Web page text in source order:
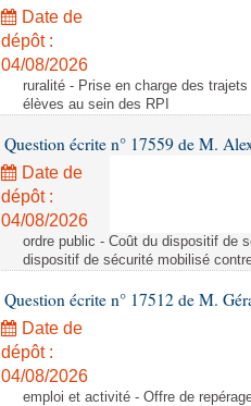
Date de
dépôt :
04/08/2026
ruralité - Prise en charge des
élèves au sein des RPI
Question écrite n° 17559 de M.
Date de
dépôt :
04/08/2026
ordre public - Coût du dispositif de
dispositif de sécurité mobilisé
Question écrite n° 17512 de M.
Date de
dépôt :
04/08/2026
emploi et activité - Offre de